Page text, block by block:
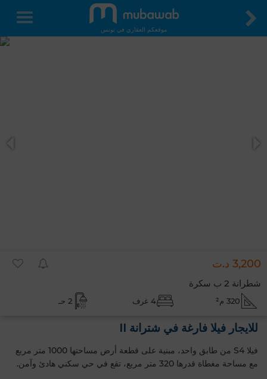
موقعكم العقاري في تونس
3,200 د.ت
شطرانة 2 ب سكرة
320 م² 4 غرف 2 حـ
للايجار فيلا فارغة في شترانة II
فيلا S4 من طابق واحد، مبنية على قطعة أرض مساحتها 1000 متر مربع
مع مساحة مغطاة قدرها 320 متر مربع، تقع في حي سكني هادئ وآمن.